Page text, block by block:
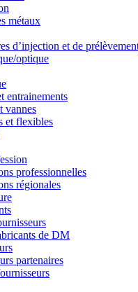
métaux
d’injection et de
optique
entrainements
vannes
et flexibles
professionnelles
régionales
de DM
partenaires